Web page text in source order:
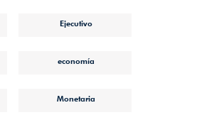
Ejecutivo
economía
Monetaria